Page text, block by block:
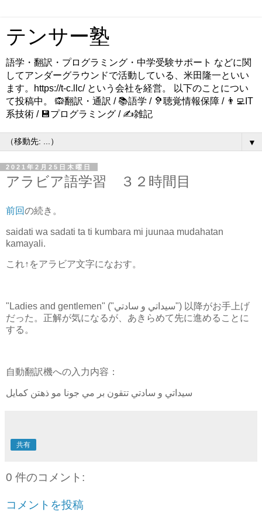
テンサー塾
語学・翻訳・プログラミング・中学受験サポート などに関
してアンダーグラウンドで活動している、米田隆一といい
ます。https://t-c.llc/ という会社を経営。 以下のことについ
て投稿中。 🙉翻訳・通訳 / 📚語学 / 🦻聴覚情報保障 / 👨‍💻IT
系技術 / 💾プログラミング / ✍️雑記
▼
2021年2月25日木曜日
アラビア語学習 ３２時間目
前回の続き。
saidati wa sadati ta ti kumbara mi juunaa mudahatan
kamayali.
これ↑をアラビア文字になおす。
"Ladies and gentlemen" ("سيداتي و سادتي") 以降がお手上げ
だった。正解が気になるが、あきらめて先に進めることに
する。
自動翻訳機への入力内容：
سيداتي و سادتي تتقون بر مي جونا مو ذهتن كمايل
共有
0 件のコメント:
コメントを投稿